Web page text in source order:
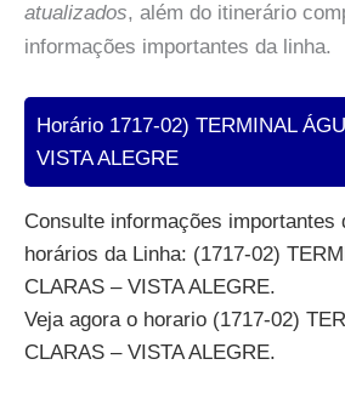
atualizados, além do itinerário
informações importantes da linha.
Horário 1717-02) TERMINAL
VISTA ALEGRE
Consulte informações importantes
horários da Linha: (1717-02)
CLARAS – VISTA ALEGRE.
Veja agora o horario (1717-02)
CLARAS – VISTA ALEGRE.